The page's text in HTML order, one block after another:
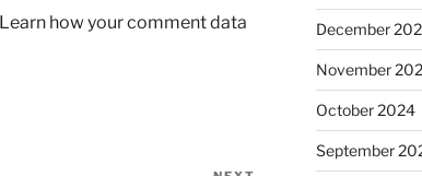
Learn how your comment data
December
November
October 2024
September